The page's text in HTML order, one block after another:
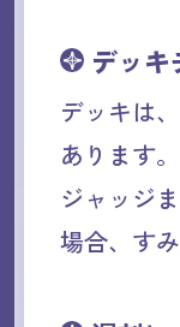
デッキ
デッキは
あります。
ジャッジ
場合、す